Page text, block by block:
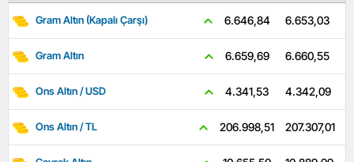
Gram Altın (Kapalı Çarşı) 6.646,84 6.653,03
Gram Altın 6.659,69 6.660,55
Ons Altın / USD 4.341,53 4.342,09
Ons Altın / TL 206.998,51 207.307,01